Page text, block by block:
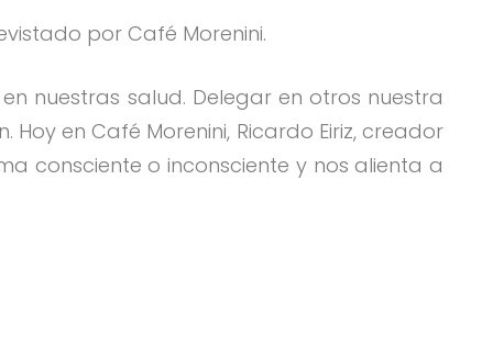
por Café Morenini.
nuestras salud. Delegar en otros nuestra
en Café Morenini, Ricardo Eiriz, creador
consciente o inconsciente y nos alienta a